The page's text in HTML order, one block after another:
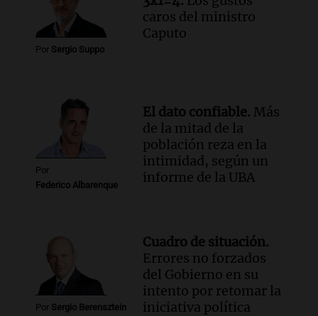
mujer pierde la vida en accidente en
circunvalación Oeste
Panorama Federal
Episodios
fallecimiento de un docente
Panorama Federal
Episodios
Por Sergio Suppo
caros del ministro
Caputo
Por
Federico Albarenque
El dato confiable. Más
de la mitad de la
población reza en la
intimidad, según un
informe de la UBA
Por Sergio Berensztein
Cuadro de situación.
Errores no forzados
del Gobierno en su
intento por retomar la
iniciativa política